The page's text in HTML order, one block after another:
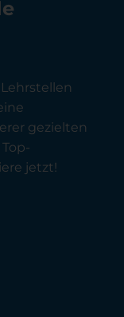
gezielten
jetzt!